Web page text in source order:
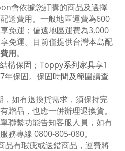
會依據您訂購的商品及選擇
送費用。一般地區運費為600
免運；偏遠地區運費為3,000
免運。目前僅提供台灣本島配
用。
構保固； Toppy系列家具享1
7年保固。保固時間及範圍請查
，如有退換貨需求，須保持完
贈品，也應一併辦理退換貨。
聯繫功能告知客服人員，如有
務專線 0800-805-080。
品有瑕疵或送錯商品，運費將